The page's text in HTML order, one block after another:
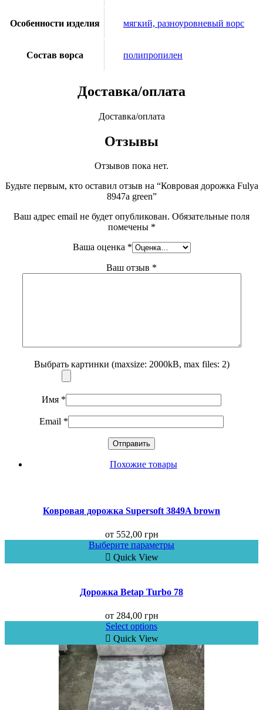
Особенности изделия мягкий, разноуровневый ворс
Состав ворса полипропилен
Доставка/оплата
Доставка/оплата
Отзывы
Отзывов пока нет.
Будьте первым, кто оставил отзыв на “Ковровая дорожка Fulya
8947a green”
Ваш адрес email не будет опубликован. Обязательные поля
помечены *
Ваша оценка *
Ваш отзыв *
Выбрать картинки (maxsize: 2000kB, max files: 2)
Имя *
Email *
Похожие товары
Ковровая дорожка Supersoft 3849A brown
от 552,00 грн
Выберите параметры
Quick View
Дорожка Betap Turbo 78
от 284,00 грн
Select options
Quick View